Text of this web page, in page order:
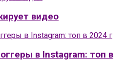
видео
в Instagram: топ в